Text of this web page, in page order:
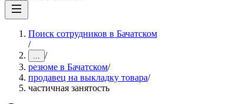
Поиск сотрудников в Бачатском
/
... /
резюме в Бачатском/
продавец на выкладку товара/
частичная занятость